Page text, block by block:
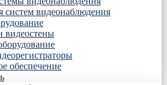
систем видеонаблюдения
обеспечение